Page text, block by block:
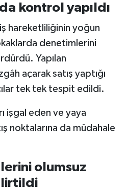
kontrol yapıldı
hareketliliğinin yoğun
denetimlerini
Yapılan
açarak satış yaptığı
tek tek tespit edildi.
işgal eden ve yaya
noktalarına da müdahale
olumsuz